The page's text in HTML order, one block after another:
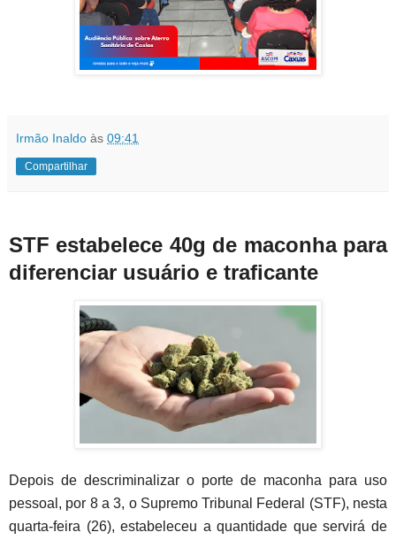
Irmão Inaldo às 09:41
Compartilhar
STF estabelece 40g de maconha para
diferenciar usuário e traficante
Depois de descriminalizar o porte de maconha para uso
pessoal, por 8 a 3, o Supremo Tribunal Federal (STF), nesta
quarta-feira (26), estabeleceu a quantidade que servirá de